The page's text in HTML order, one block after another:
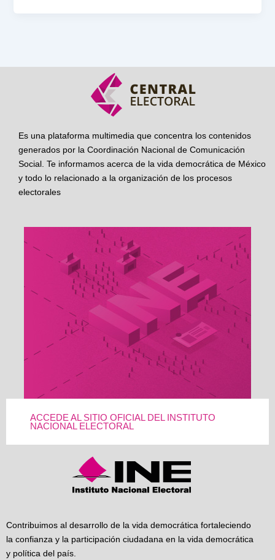
Es una plataforma multimedia que concentra los contenidos
generados por la Coordinación Nacional de Comunicación
Social. Te informamos acerca de la vida democrática de México
y todo lo relacionado a la organización de los procesos
electorales
ACCEDE AL SITIO OFICIAL DEL INSTITUTO
NACIONAL ELECTORAL
Contribuimos al desarrollo de la vida democrática fortaleciendo
la confianza y la participación ciudadana en la vida democrática
y política del país.